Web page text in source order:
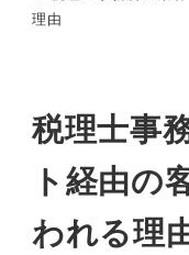
理由
税理士事
ト経由の
われる理